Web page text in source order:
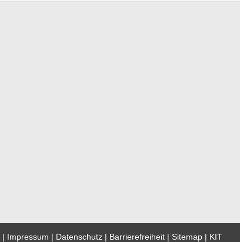
Impressum Datenschutz Barrierefreiheit Sitemap KIT